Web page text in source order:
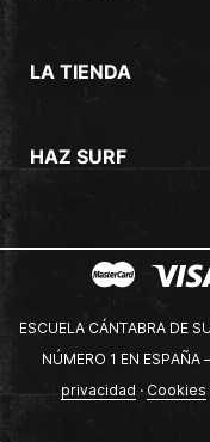
LA TIENDA
HAZ SURF
ESCUELA CÁNTABRA DE
NÚMERO 1 EN
privacidad · Cookies